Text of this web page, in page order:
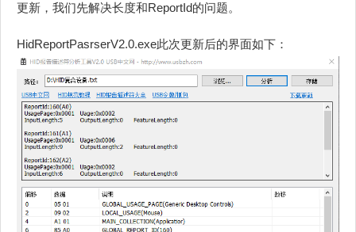
更新，我们先解决长度和ReportId的问题。
HidReportPasrserV2.0.exe此次更新后的界面如下：